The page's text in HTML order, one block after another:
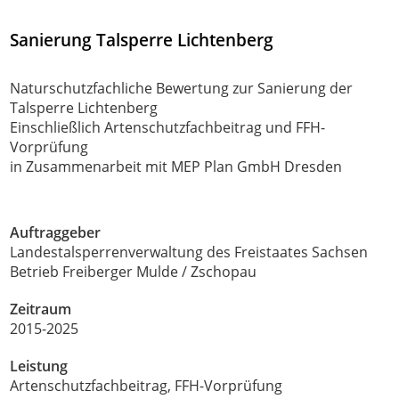
Sanierung Talsperre Lichtenberg
Naturschutzfachliche Bewertung zur Sanierung der
Talsperre Lichtenberg
Einschließlich Artenschutzfachbeitrag und FFH-
Vorprüfung
in Zusammenarbeit mit MEP Plan GmbH Dresden
Auftraggeber
Landestalsperrenverwaltung des Freistaates Sachsen
Betrieb Freiberger Mulde / Zschopau
Zeitraum
2015-2025
Leistung
Artenschutzfachbeitrag, FFH-Vorprüfung